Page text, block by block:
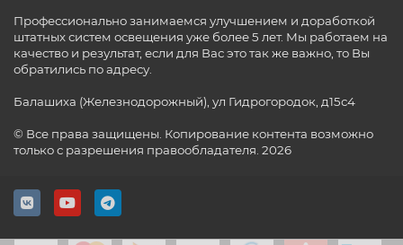
Профессионально занимаемся улучшением и доработкой
штатных систем освещения уже более 5 лет. Мы работаем на
качество и результат, если для Вас это так же важно, то Вы
обратились по адресу.
Балашиха (Железнодорожный), ул Гидрогородок, д15с4
© Все права защищены. Копирование контента возможно
только с разрешения правообладателя. 2026